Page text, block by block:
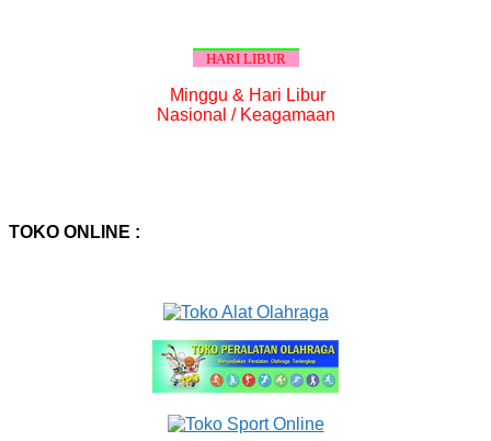
HARI LIBUR
Minggu & Hari Libur
Nasional / Keagamaan
TOKO ONLINE :